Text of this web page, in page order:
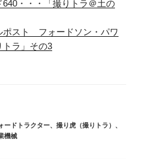
・・・「撮りトラ＠土の
ポスト フォードソン・パワ
トラ」その3
ードトラクター、 撮り虎（撮りトラ） 、
機械